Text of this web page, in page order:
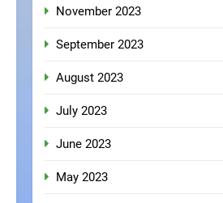
November 2023
September 2023
August 2023
July 2023
June 2023
May 2023